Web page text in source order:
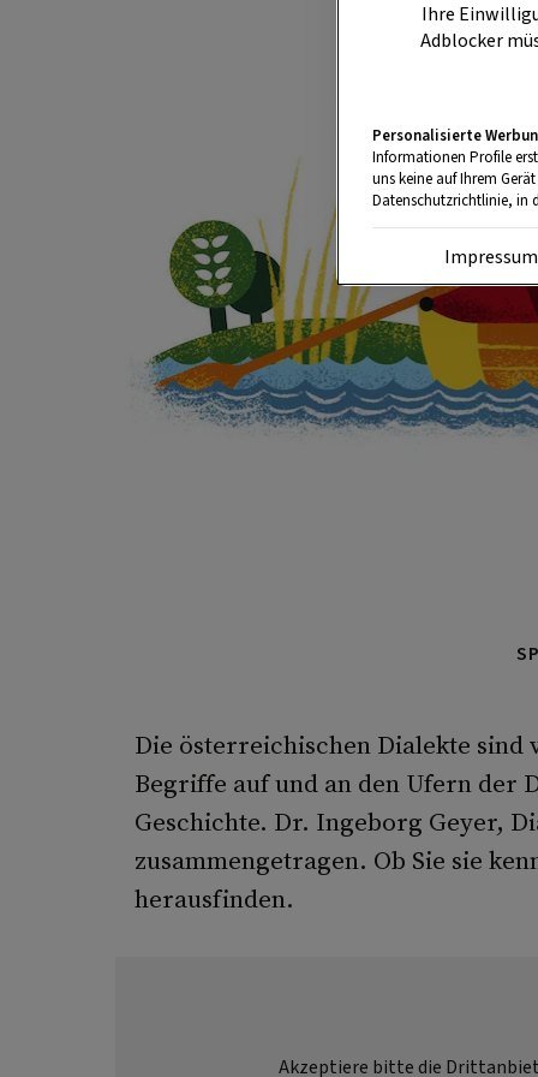
Die österreichischen Dialekte sind
Begriffe auf und an den Ufern der
Geschichte. Dr. Ingeborg Geyer,
zusammengetragen. Ob Sie sie
herausfinden.
Akzeptiere bitte die
Ihre
Adblocker
Personalisierte
Informationen Profile
uns keine auf Ihrem
Datenschutzrichtlinie, in
Impressum